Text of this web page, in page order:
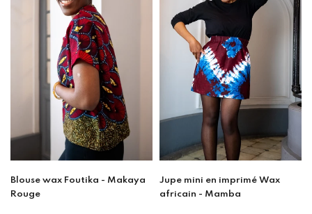
Blouse wax Foutika - Makaya
Rouge
Jupe mini en imprimé Wax
africain - Mamba